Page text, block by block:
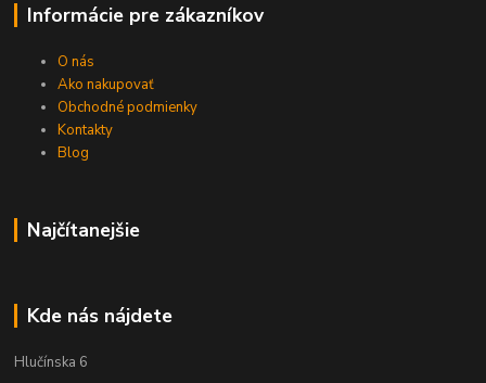
Informácie pre zákazníkov
O nás
Ako nakupovať
Obchodné podmienky
Kontakty
Blog
Najčítanejšie
Kde nás nájdete
Hlučínska 6